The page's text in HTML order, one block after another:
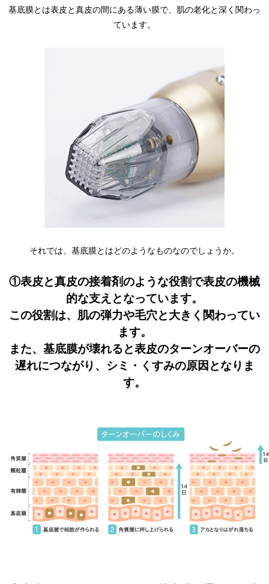
基底膜とは表皮と真皮の間にある薄い膜で、肌の老化と深く関わっ
ています。
それでは、基底膜とはどのようなものなのでしょうか。
①表皮と真皮の接着剤のような役割で表皮の機械
的な支えとなっています。
この役割は、肌の弾力や毛穴と大きく関わってい
ます。
また、基底膜が壊れると表皮のターンオーバーの
遅れにつながり、シミ・くすみの原因となりま
す。